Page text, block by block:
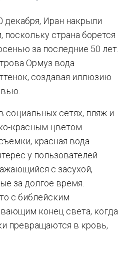
Иран накрыли
страна борется
за последние 50 лет.
Ормуз вода
создавая иллюзию
социальных сетях, пляж и
красным цветом.
красная вода
у пользователей
с засухой,
за долгое время.
с библейским
конец света, когда
превращаются в кровь,